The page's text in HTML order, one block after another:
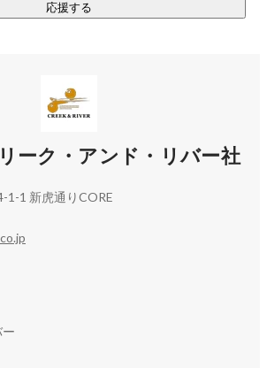
応援する
ーク・アンド・リバー社
1-1 新虎通りCORE